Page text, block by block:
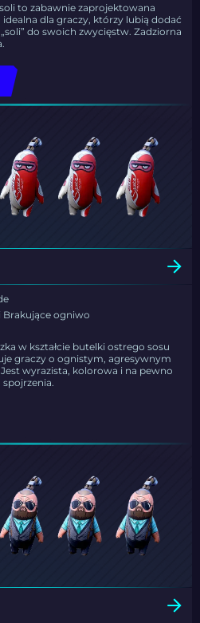
to zabawnie zaprojektowana
idealna dla graczy, którzy lubią dodać
do swoich zwycięstw. Zadziorna
Brakujące ogniwo
w kształcie butelki ostrego sosu
graczy o ognistym, agresywnym
wyrazista, kolorowa i na pewno
spojrzenia.